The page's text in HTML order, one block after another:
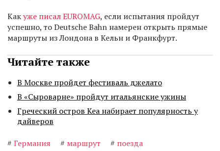
Какуже писал EUROMAG, если испытания пройдут
успешно, то Deutsche Bahn намерен открыть прямые
маршруты из Лондона в Кельн и Франкфурт.
Читайте также
В Москве пройдет фестиваль джелато
В «Сыроварне» пройдут итальянские ужины
Греческий остров Кеа набирает популярность у
дайверов
# Германия # маршрут # поезда